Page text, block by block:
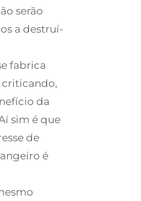
serão
a destruí-
fabrica
criticando,
da
sim é que
de
é